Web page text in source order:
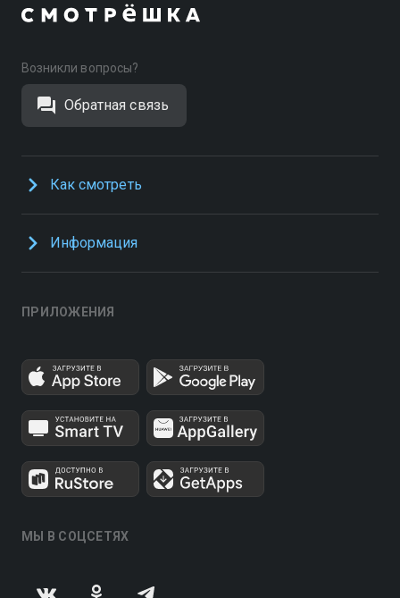
Возникли вопросы?
Обратная связь
Как смотреть
Информация
ПРИЛОЖЕНИЯ
МЫ В СОЦСЕТЯХ